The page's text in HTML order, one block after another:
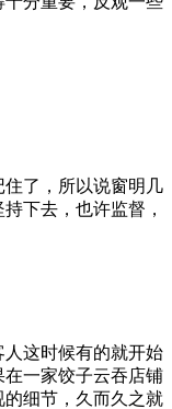
了，所以说窗明几
下去，也许监督，
这时候有的就开始
一家饺子云吞店铺
细节，久而久之就